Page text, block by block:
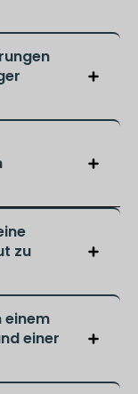
zu
einem
einer